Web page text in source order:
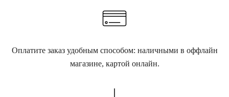
Оплатите заказ удобным способом: наличными в оффлайн
магазине, картой онлайн.